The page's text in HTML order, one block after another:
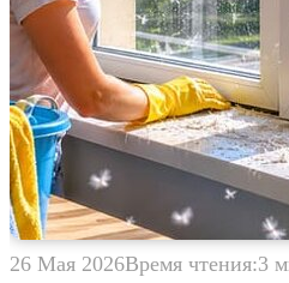
26 Мая 2026Время чтения:3